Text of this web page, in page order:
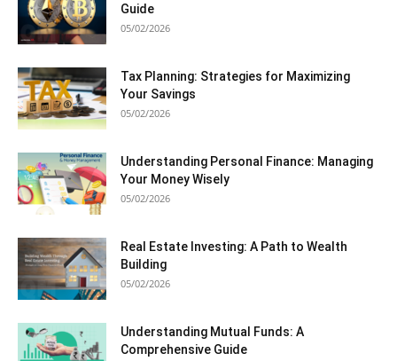
Guide
05/02/2026
Tax Planning: Strategies for Maximizing
Your Savings
05/02/2026
Understanding Personal Finance: Managing
Your Money Wisely
05/02/2026
Real Estate Investing: A Path to Wealth
Building
05/02/2026
Understanding Mutual Funds: A
Comprehensive Guide